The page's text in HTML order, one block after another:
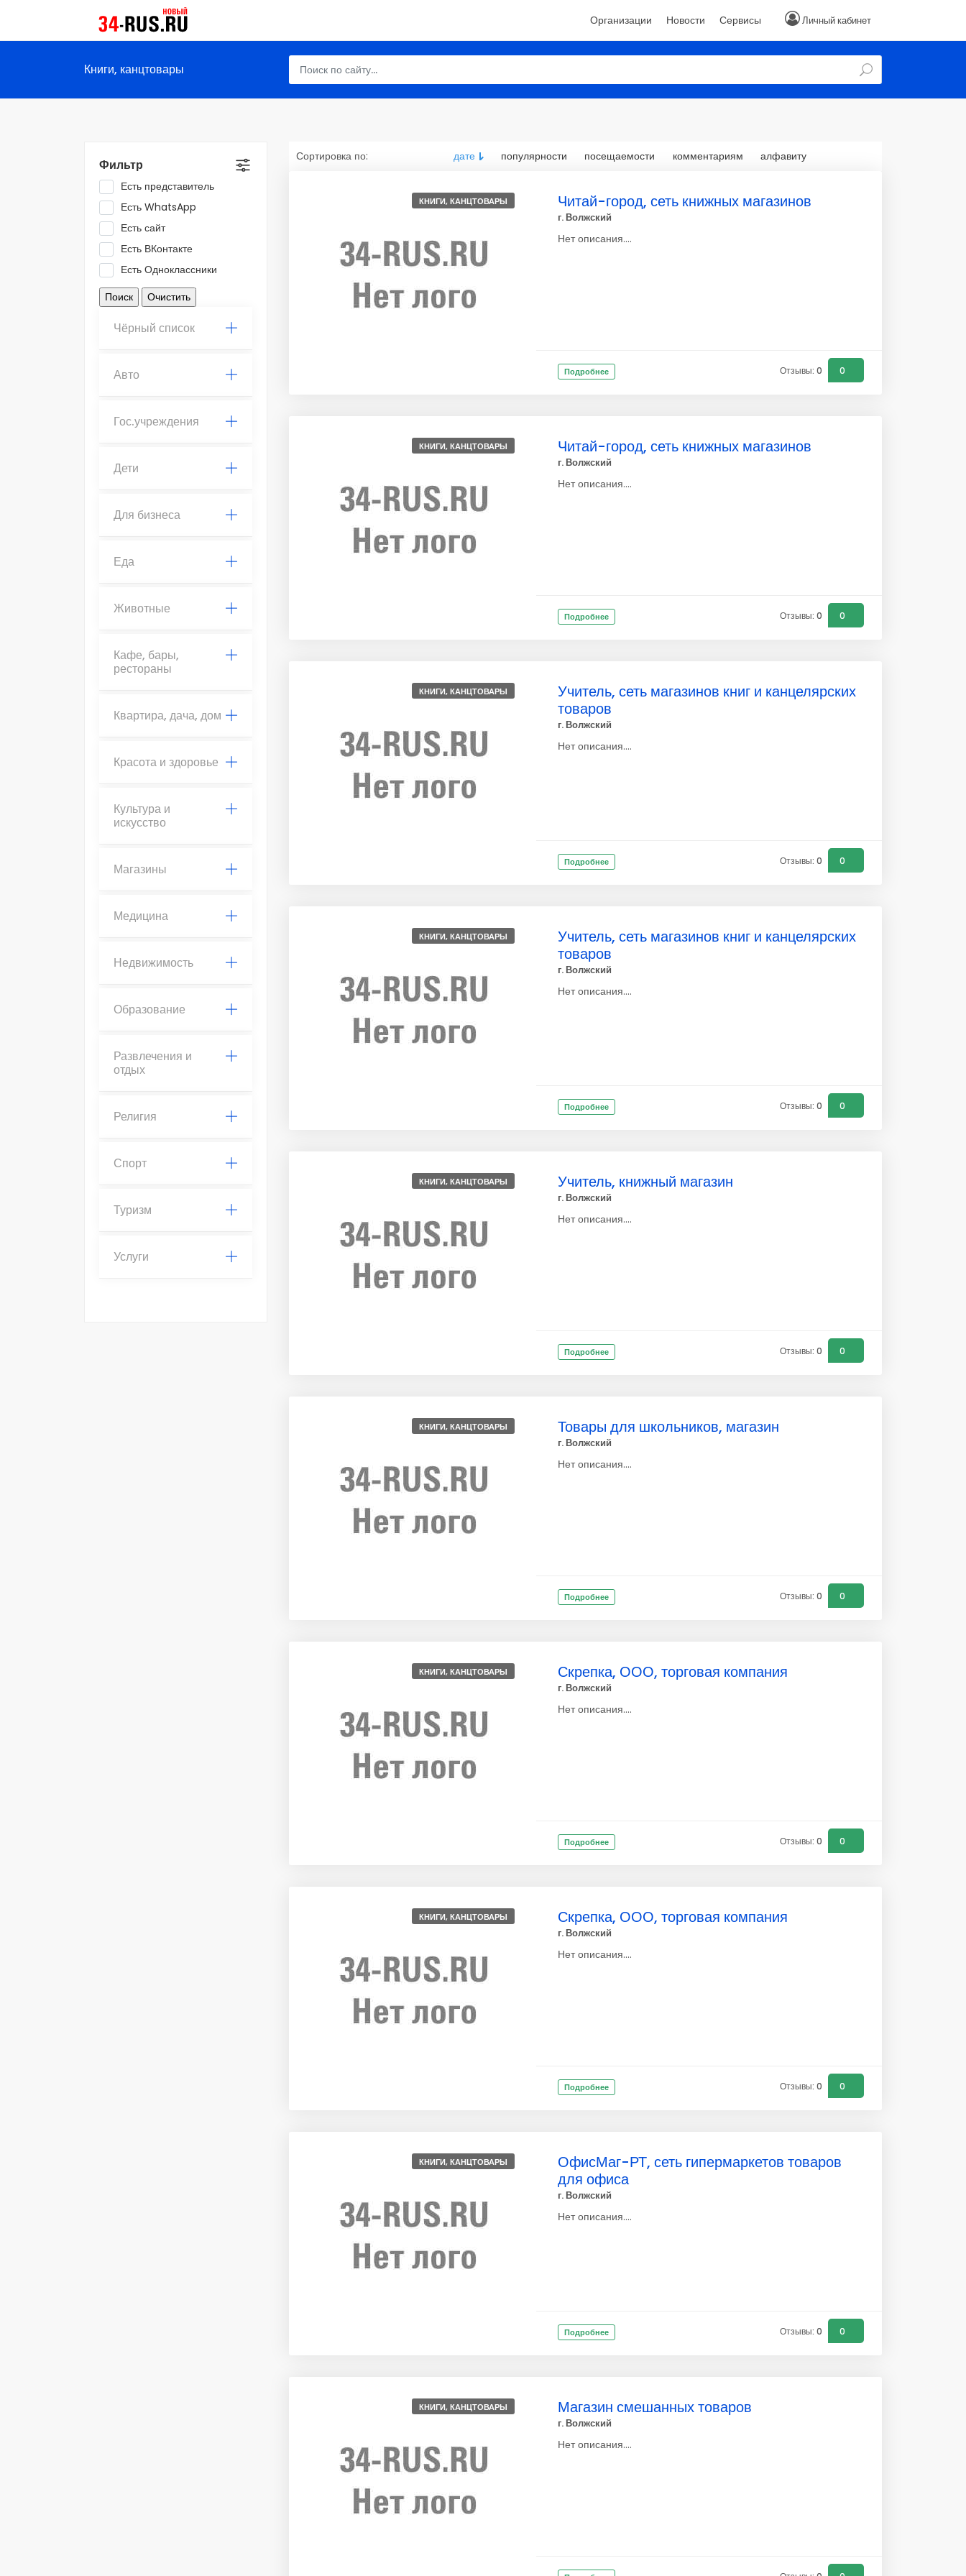
Личный кабинет
Организации Новости Сервисы
Книги, канцтовары
Фильтр
Есть представитель
Есть WhatsApp
Есть сайт
Есть ВКонтакте
Есть Одноклассники
Чёрный список
Авто
Гос.учреждения
Дети
Для бизнеса
Еда
Животные
Кафе, бары,
рестораны
Квартира, дача, дом
Красота и здоровье
Культура и
искусство
Магазины
Медицина
Недвижимость
Образование
Развлечения и
отдых
Религия
Спорт
Туризм
Услуги
Сортировка по: дате популярности посещаемости комментариям алфавиту
КНИГИ, КАНЦТОВАРЫ Читай-город, сеть книжных магазинов
г. Волжский
Нет описания....
Подробнее Отзывы: 0 0
КНИГИ, КАНЦТОВАРЫ Читай-город, сеть книжных магазинов
г. Волжский
Нет описания....
Подробнее Отзывы: 0 0
КНИГИ, КАНЦТОВАРЫ
Учитель, сеть магазинов книг и канцелярских
товаров
г. Волжский
Нет описания....
Подробнее Отзывы: 0 0
КНИГИ, КАНЦТОВАРЫ
Учитель, сеть магазинов книг и канцелярских
товаров
г. Волжский
Нет описания....
Подробнее Отзывы: 0 0
КНИГИ, КАНЦТОВАРЫ Учитель, книжный магазин
г. Волжский
Нет описания....
Подробнее Отзывы: 0 0
КНИГИ, КАНЦТОВАРЫ Товары для школьников, магазин
г. Волжский
Нет описания....
Подробнее Отзывы: 0 0
КНИГИ, КАНЦТОВАРЫ Скрепка, ООО, торговая компания
г. Волжский
Нет описания....
Подробнее Отзывы: 0 0
КНИГИ, КАНЦТОВАРЫ Скрепка, ООО, торговая компания
г. Волжский
Нет описания....
Подробнее Отзывы: 0 0
КНИГИ, КАНЦТОВАРЫ
ОфисМаг-РТ, сеть гипермаркетов товаров
для офиса
г. Волжский
Нет описания....
Подробнее Отзывы: 0 0
КНИГИ, КАНЦТОВАРЫ Магазин смешанных товаров
г. Волжский
Нет описания....